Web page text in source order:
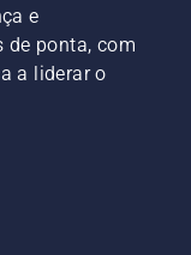
e
de ponta, com
a liderar o